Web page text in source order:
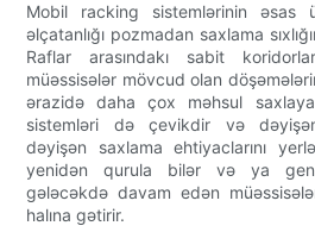
Mobil racking sistemlərinin əsas
əlçatanlığı pozmadan saxlama
Raflar arasındakı sabit
müəssisələr mövcud olan
ərazidə daha çox məhsul
sistemləri də çevikdir və dəyişən
dəyişən saxlama ehtiyaclarını
yenidən qurula bilər və ya
gələcəkdə davam edən
halına gətirir.